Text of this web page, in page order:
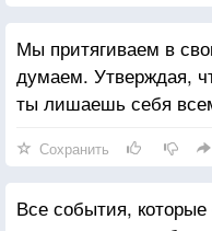
Мы притягиваем в
думаем. Утверждая,
ты лишаешь себя
Сохранить
Все события,